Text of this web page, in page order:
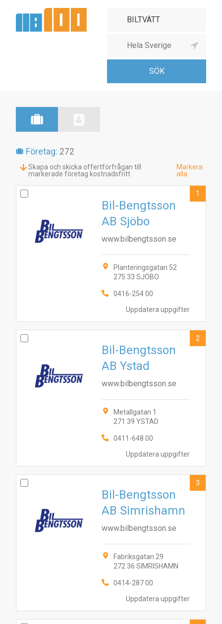
Företag: 272
Skapa och skicka offertförfrågan till
markerade företag kostnadsfritt
Markera
alla
Uppdatera uppgifter
Bil-Bengtsson
AB Sjöbo
www.bilbengtsson.se
Planteringsgatan 52
275 33 SJÖBO
0416-254 00
1
Uppdatera uppgifter
Bil-Bengtsson
AB Ystad
www.bilbengtsson.se
Metallgatan 1
271 39 YSTAD
0411-648 00
2
Uppdatera uppgifter
Bil-Bengtsson
AB Simrishamn
www.bilbengtsson.se
Fabriksgatan 29
272 36 SIMRISHAMN
0414-287 00
3